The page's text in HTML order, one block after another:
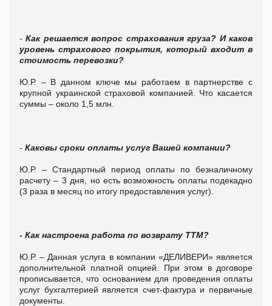
-Как решается вопрос страхования груза? И каков
уровень страхового покрытия, который входит в
стоимость перевозки?
Ю.Р. – В данном ключе мы работаем в партнерстве с
крупной украинской страховой компанией. Что касается
суммы – около 1,5 млн.
- Каковы сроки оплаты услуг Вашей компании?
Ю.Р. – Стандартный период оплаты по безналичному
расчету – 3 дня, но есть возможность оплаты подекадно
(3 раза в месяц по итогу предоставления услуг).
- Как настроена работа по возврату ТТМ?
Ю.Р. – Данная услуга в компании «ДЕЛИВЕРИ» является
дополнительной платной опцией. При этом в договоре
прописывается, что основанием для проведения оплаты
услуг бухгалтерией является счет-фактура и первичные
документы.